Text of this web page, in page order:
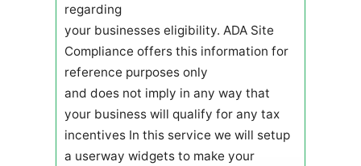
regarding
your businesses eligibility. ADA Site
Compliance offers this information for
reference purposes only
and does not imply in any way that
your business will qualify for any tax
incentives In this service we will setup
a userway widgets to make your